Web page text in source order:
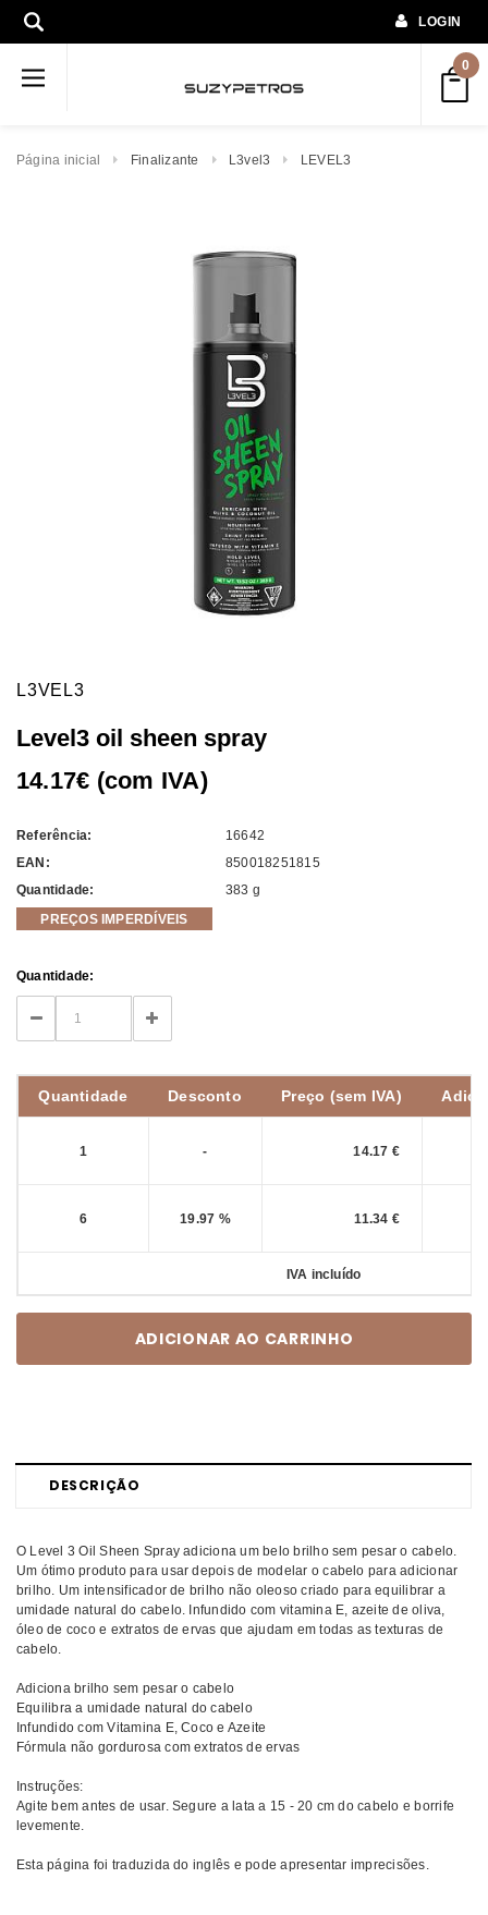
LOGIN
0
Página inicial Finalizante L3vel3 LEVEL3
L3VEL3
Level3 oil sheen spray
14.17€ (com IVA)
Referência:
16642
EAN:
850018251815
Quantidade:
383 g
PREÇOS IMPERDÍVEIS
Current
Stock:
Quantidade:
DECREASE
QUANTITY:
INCREASE
QUANTITY:
Quantidade Desconto Preço (sem IVA)
1 - 14.17
6 19.97 % 11.34
IVA incluído
DESCRIÇÃO
O Level 3 Oil Sheen Spray adiciona um belo brilho sem pesar o cabelo.
Um ótimo produto para usar depois de modelar o cabelo para adicionar
brilho. Um intensificador de brilho não oleoso criado para equilibrar a
umidade natural do cabelo. Infundido com vitamina E, azeite de oliva,
óleo de coco e extratos de ervas que ajudam em todas as texturas de
cabelo.
Adiciona brilho sem pesar o cabelo
Equilibra a umidade natural do cabelo
Infundido com Vitamina E, Coco e Azeite
Fórmula não gordurosa com extratos de ervas
Instruções:
Agite bem antes de usar. Segure a lata a 15 - 20 cm do cabelo e borrife
levemente.
Esta página foi traduzida do inglês e pode apresentar imprecisões.